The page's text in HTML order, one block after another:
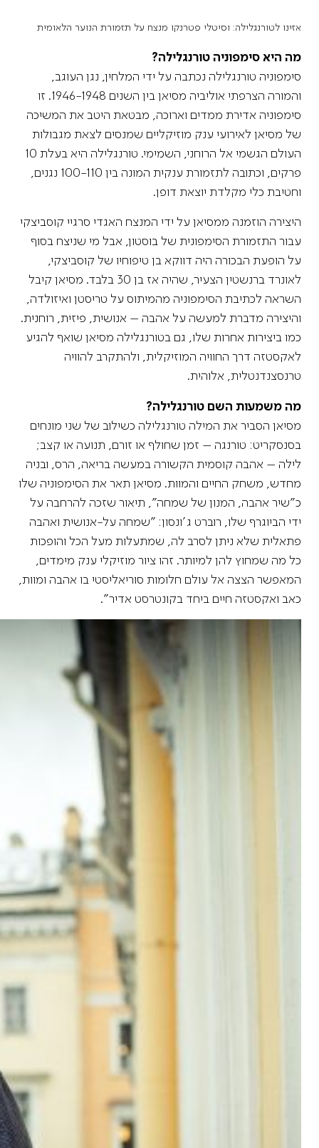
אזינו לטורנגלילה: וסיטלי פטרנקו מנצח על תזמורת הנוער הלאומית
מה היא סימפוניה טורנגלילה?
סימפוניה טורנגלילה נכתבה על ידי המלחין, נגן העוגב,
והמורה הצרפתי אוליביה מסיאן בין השנים 1946-1948. זו
סימפוניה אדירת ממדים וארוכה, מבטאת היטב את המשיכה
של מסיאן לאירועי ענק מוזיקליים שמנסים לצאת מגבולות
העולם הגשמי אל הרוחני, השמימי. טורנגלילה היא בעלת 10
פרקים, וכתובה לתזמורת ענקית המונה בין 100-110 נגנים,
וחטיבת כלי מקלדת יוצאת דופן.
היצירה הוזמנה ממסיאן על ידי המנצח האגדי סרגיי קוסביצקי
עבור התזמורת הסימפונית של בוסטון, אבל מי שניצח בסוף
על הופעת הבכורה היה דווקא בן טיפוחיו של קוסביצקי,
לאונרד ברנשטין הצעיר, שהיה אז בן 30 בלבד. מסיאן קיבל
השראה לכתיבת הסימפוניה מהמיתוס על טריסטן ואיזולדה,
והיצירה מדברת למעשה על אהבה – אנושית, פיזית, רוחנית.
כמו ביצירות אחרות שלו, גם בטורנגלילה מסיאן שואף להגיע
לאקסטזה דרך החוויה המוזיקלית, ולהתקרב להוויה
טרנסצנדנטלית, אלוהית.
מה משמעות השם טורנגלילה?
מסיאן הסביר את המילה טורנגלילה כשילוב של שני מונחים
בסנסקריט: טורנגה – זמן שחולף או זורם, תנועה או קצב;
לילה – אהבה קוסמית הקשורה במעשה בריאה, הרס, ובניה
מחדש, משחק החיים והמוות. מסיאן תאר את הסימפוניה שלו
כ"שיר אהבה, המנון של שמחה", תיאור שזכה להרחבה על
ידי הביוגרף שלו, רוברט ג'ונסון: "שמחה על-אנושית ואהבה
פתאלית שלא ניתן לסרב לה, שמתעלות מעל הכל והופכות
כל מה שמחוץ להן למיותר. זהו ציור מוזיקלי ענק מימדים,
המאפשר הצצה אל עולם חלומות סוריאליסטי בו אהבה ומוות,
כאב ואקסטזה חיים ביחד בקונטרסט אדיר".